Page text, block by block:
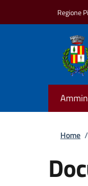
Regione
Home /